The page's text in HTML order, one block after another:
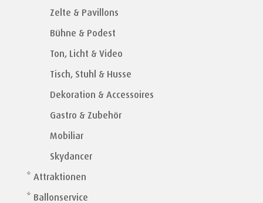
Zelte & Pavillons
Bühne & Podest
Ton, Licht & Video
Tisch, Stuhl & Husse
Dekoration & Accessoires
Gastro & Zubehör
Mobiliar
Skydancer
* Attraktionen
* Ballonservice